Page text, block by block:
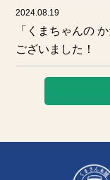
2024.08.19
「くまちゃんの
ございました！